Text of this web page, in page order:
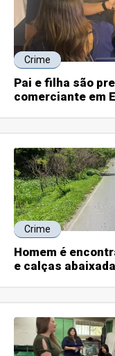
Crime
Pai e filha são
comerciante em
Crime
Homem é
e calças